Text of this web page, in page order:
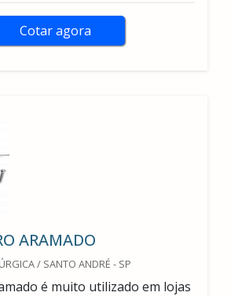
Cotar agora
ARAMADO
/ SANTO ANDRÉ - SP
é muito utilizado em lojas